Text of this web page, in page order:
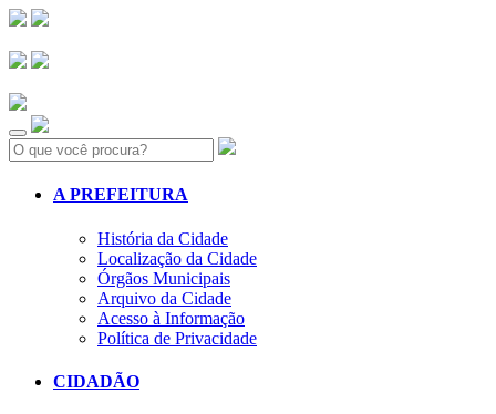
Search:
A PREFEITURA
História da Cidade
Localização da Cidade
Órgãos Municipais
Arquivo da Cidade
Acesso à Informação
Política de Privacidade
CIDADÃO